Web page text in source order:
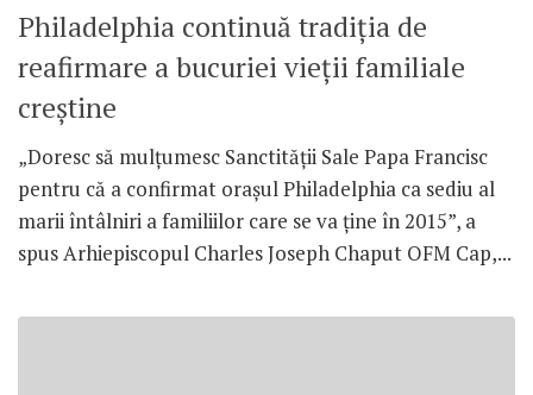
Philadelphia continuă tradiţia de
reafirmare a bucuriei vieţii familiale
creştine
„Doresc să mulţumesc Sanctităţii Sale Papa Francisc
pentru că a confirmat oraşul Philadelphia ca sediu al
marii întâlniri a familiilor care se va ţine în 2015”, a
spus Arhiepiscopul Charles Joseph Chaput OFM Cap,...